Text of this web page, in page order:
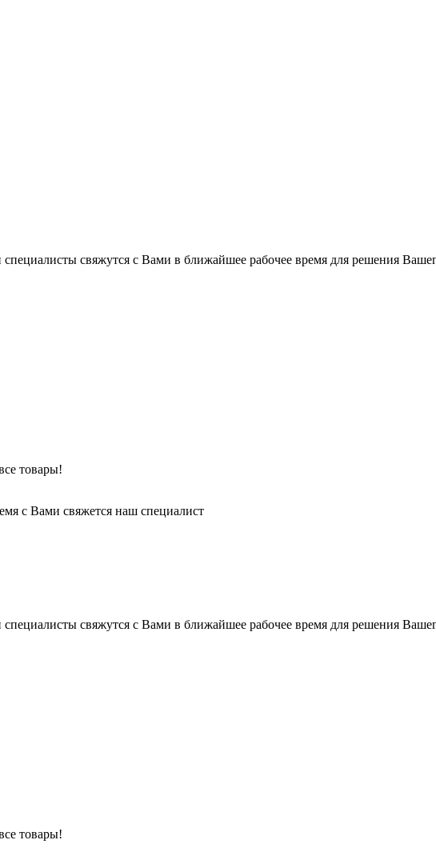
свяжутся с Вами в ближайшее рабочее время для решения
товары!
с Вами свяжется наш специалист
свяжутся с Вами в ближайшее рабочее время для решения
товары!